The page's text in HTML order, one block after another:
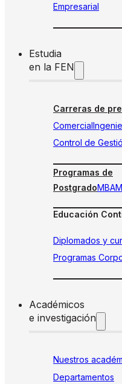
Empresarial
Estudia
en la FEN
Carreras de
Comercial
Control de
Programas de
PostgradoMBA
Educación
Diplomados y
Programas
Académicos
e investigación
Nuestros
Departamentos